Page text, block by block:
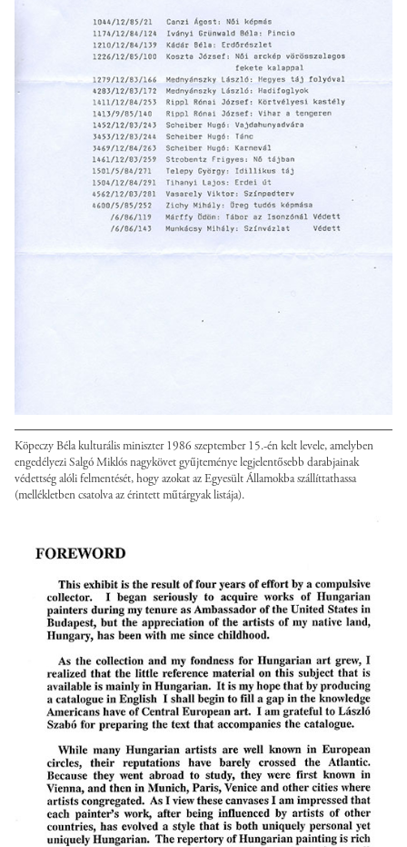
Köpeczy Béla kulturális miniszter 1986 szeptember 15.-én kelt levele, amelyben
engedélyezi Salgó Miklós nagykövet gyűjteménye legjelentősebb darabjainak
védettség alóli felmentését, hogy azokat az Egyesült Államokba szállíttathassa
(mellékletben csatolva az érintett műtárgyak listája).